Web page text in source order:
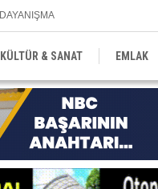
DAYANIŞMA
KÜLTÜR & SANAT EMLAK
SEKTÖR